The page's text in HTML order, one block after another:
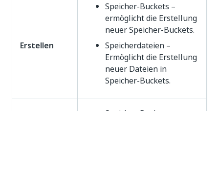
Erstellen
Speicher-Buckets –
ermöglicht die Erstellung
neuer Speicher-Buckets.
Speicherdateien –
Ermöglicht die Erstellung
neuer Dateien in
Speicher-Buckets.
Speicher-Buckets –